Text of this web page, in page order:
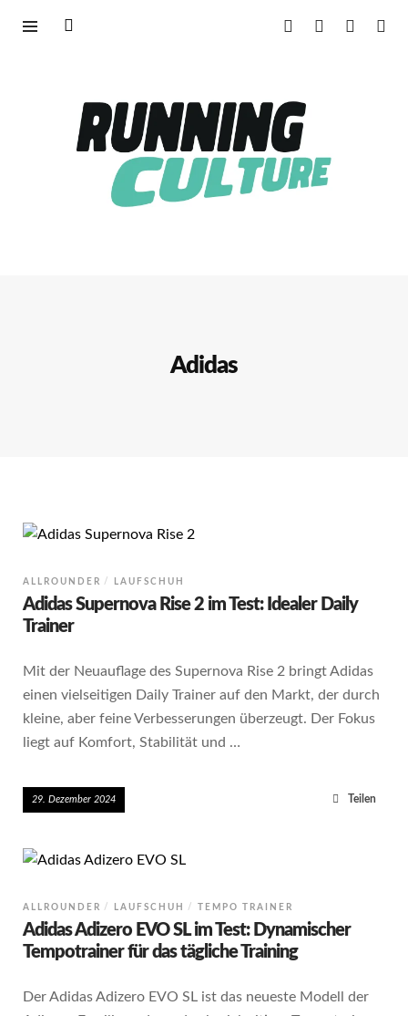
Adidas
ALLROUNDER LAUFSCHUH
Adidas Supernova Rise 2 im Test: Idealer Daily
Trainer
Mit der Neuauflage des Supernova Rise 2 bringt Adidas
einen vielseitigen Daily Trainer auf den Markt, der durch
kleine, aber feine Verbesserungen überzeugt. Der Fokus
liegt auf Komfort, Stabilität und …
29. Dezember 2024 Teilen
ALLROUNDER LAUFSCHUH TEMPO TRAINER
Adidas Adizero EVO SL im Test: Dynamischer
Tempotrainer für das tägliche Training
Der Adidas Adizero EVO SL ist das neueste Modell der